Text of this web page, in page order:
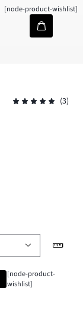
[node-product-wishlist]
(3)
[node-product-
wishlist]